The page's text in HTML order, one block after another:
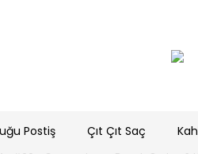
Postiş Çıt Çıt Saç